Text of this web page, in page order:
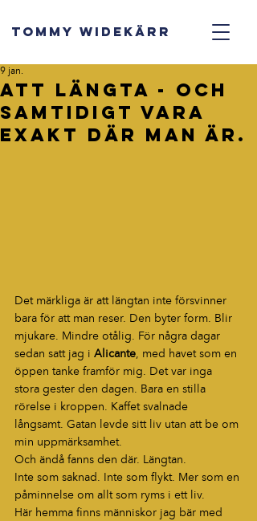
TOMMY WIDEKÄRR
Att längta - och
samtidigt vara
exakt där man är.
9 jan.
Det märkliga är att längtan inte försvinner
bara för att man reser. Den byter form. Blir
mjukare. Mindre otålig. För några dagar
sedan satt jag i Alicante , med havet som en
öppen tanke framför mig. Det var inga
stora gester den dagen. Bara en stilla
rörelse i kroppen. Kaffet svalnade
långsamt. Gatan levde sitt liv utan att be om
min uppmärksamhet.
Och ändå fanns den där. Längtan.
Inte som saknad. Inte som flykt. Mer som en
påminnelse om allt som ryms i ett liv.
Här hemma finns människor jag bär med